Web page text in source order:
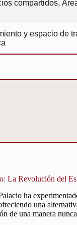
compartidos,
y espacio de
La Revolución del
ha
una
de una manera